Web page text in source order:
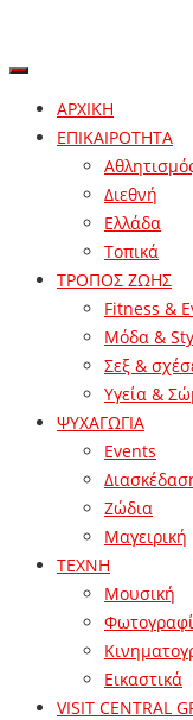
ΑΡΧΙΚΗ
ΕΠΙΚΑΙΡΟΤΗΤΑ
Διεθνή
Ελλάδα
Τοπικά
ΤΡΟΠΟΣ ΖΩΗΣ
Fitness &
Μόδα &
Σεξ &
Υγεία &
ΨΥΧΑΓΩΓΙΑ
Events
Ζώδια
Μαγειρική
ΤΕΧΝΗ
Μουσική
Εικαστικά
VISIT CENTRAL